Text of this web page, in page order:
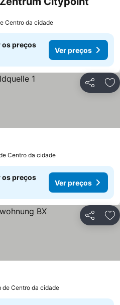
Centro da cidade
os preços
Ver preços
Partilhar
Centro da cidade
os preços
Ver preços
Partilhar
de Centro da cidade